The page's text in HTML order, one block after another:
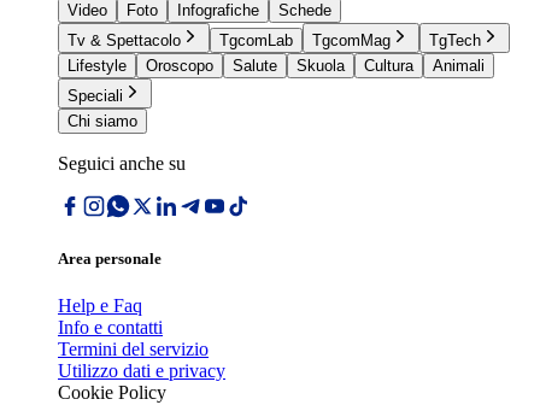
Video
Foto Infografiche
Schede
Tv & Spettacolo
TgcomLab TgcomMag
TgTech
Lifestyle
Oroscopo Salute Skuola Cultura
Animali
Speciali
Chi siamo
Seguici anche su
Area personale
Help e Faq
Info e contatti
Termini del servizio
Utilizzo dati e privacy
Cookie Policy